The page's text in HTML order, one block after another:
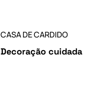
CASA DE CARDIDO
Decoração cuidada